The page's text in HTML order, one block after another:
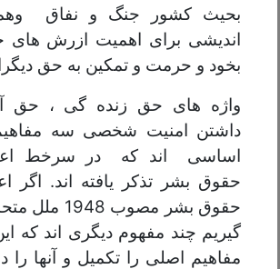
بحیث کشور جنگ و نفاق
اندیشی برای اهمیت ازرش
بخود و حرمت و تمکین به حق
واژه های حق زنده گی ، حق
داشتن امنیت شخصی سه
اساسی اند که در سرخط
حقوق بشر تذکر یافته اند. اگر
حقوق بشر مصوب
گیریم چند مفهوم دیگری اند که
مفاهیم اصلی را تکمیل و آنها را